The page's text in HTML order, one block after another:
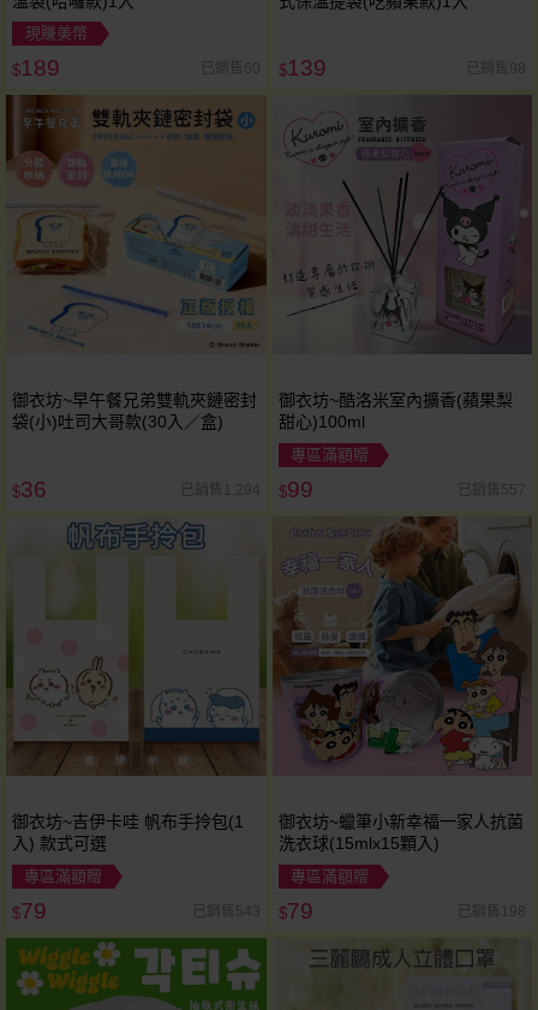
現賺美幣
$189 已銷售60 $139 已銷售98
御衣坊~早午餐兄弟雙軌夾鏈密封
袋(小)吐司大哥款(30入／盒)
$36 已銷售1,294
御衣坊~酷洛米室內擴香(蘋果梨
甜心)100ml
專區滿額贈
$99 已銷售557
御衣坊~吉伊卡哇 帆布手拎包(1
入) 款式可選
專區滿額贈
$79 已銷售543
御衣坊~蠟筆小新幸福一家人抗菌
洗衣球(15mlx15顆入)
專區滿額贈
$79 已銷售198